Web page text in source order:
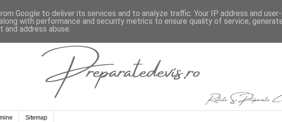
Sitemap
Google to deliver its services and to analyze traffic. Your IP address and
with performance and security metrics to ensure quality of service,
address abuse.